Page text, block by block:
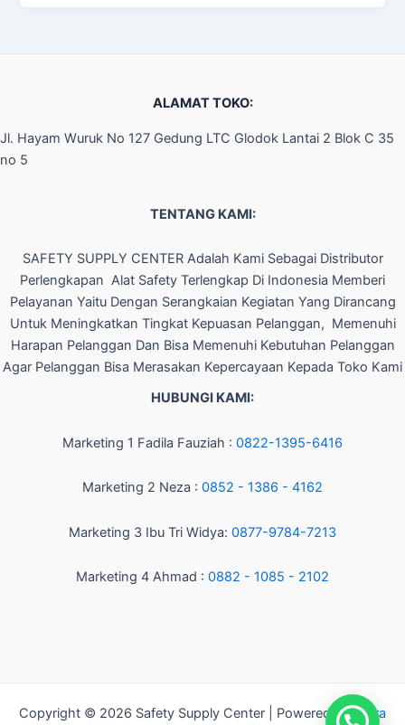
ALAMAT TOKO:
Jl. Hayam Wuruk No 127 Gedung LTC Glodok Lantai 2 Blok C 35
no 5
TENTANG KAMI:
SAFETY SUPPLY CENTER Adalah Kami Sebagai Distributor
Perlengkapan Alat Safety Terlengkap Di Indonesia Memberi
Pelayanan Yaitu Dengan Serangkaian Kegiatan Yang Dirancang
Untuk Meningkatkan Tingkat Kepuasan Pelanggan, Memenuhi
Harapan Pelanggan Dan Bisa Memenuhi Kebutuhan Pelanggan
Agar Pelanggan Bisa Merasakan Kepercayaan Kepada Toko Kami
HUBUNGI KAMI:
Marketing 1 Fadila Fauziah : 0822-1395-6416
Marketing 2 Neza : 0852 - 1386 - 4162
Marketing 3 Ibu Tri Widya: 0877-9784-7213
Marketing 4 Ahmad : 0882 - 1085 - 2102
Copyright © 2026 Safety Supply Center | Powered byAstra